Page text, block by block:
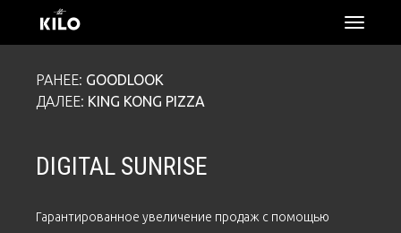
меню
РАНЕЕ: GOODLOOK
ДАЛЕЕ: KING KONG PIZZA
DIGITAL SUNRISE
Гарантированное увеличение продаж с помощью